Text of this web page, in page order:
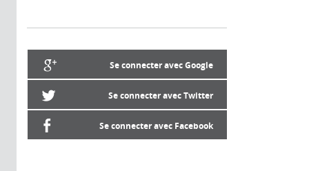
Se connecter avec Google
Se connecter avec Twitter
Se connecter avec Facebook